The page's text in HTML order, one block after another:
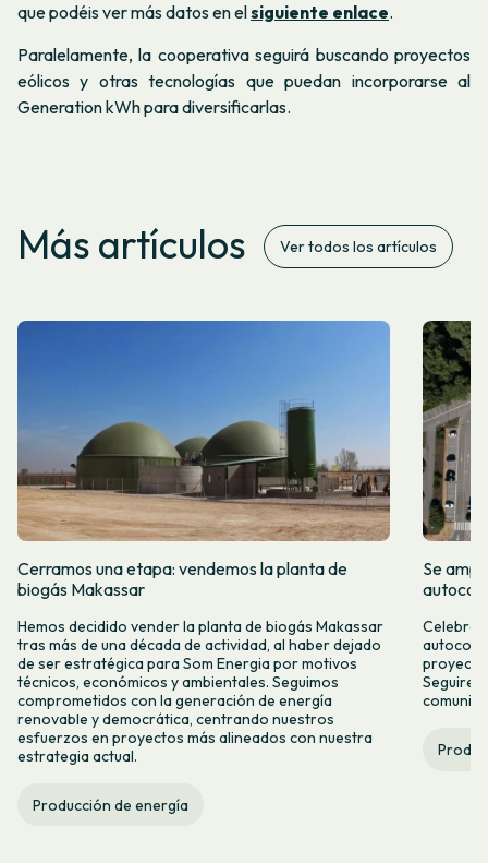
que podéis ver más datos en elsiguiente enlace.
Paralelamente, la cooperativa seguirá buscando proyectos
eólicos y otras tecnologías que puedan incorporarse al
Generation kWh para diversificarlas.
Más artículos Ver todos los artículos
Cerramos una etapa: vendemos la planta de
biogás Makassar
Hemos decidido vender la planta de biogás Makassar
tras más de una década de actividad, al haber dejado
de ser estratégica para Som Energia por motivos
técnicos, económicos y ambientales. Seguimos
comprometidos con la generación de energía
renovable y democrática, centrando nuestros
esfuerzos en proyectos más alineados con nuestra
estrategia actual.
Producción de energía
Se